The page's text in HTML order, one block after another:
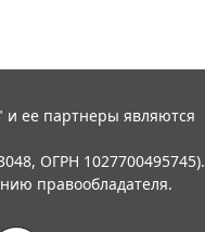
и ее партнеры являются
ОГРН 1027700495745).
правообладателя.